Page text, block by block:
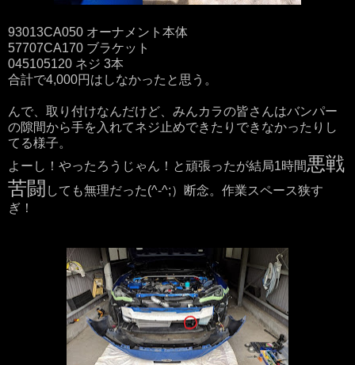
93013CA050 オーナメント本体
57707CA170 ブラケット
045105120 ネジ 3本
合計で4,000円はしなかったと思う。
んで、取り付けなんだけど、みんカラの皆さんはバンパー
の隙間から手を入れてネジ止めできたりできなかったりし
てる様子。
よーし！やったろうじゃん！と頑張ったが結局1時間悪戦
苦闘 しても無理だった(^-^;）断念。作業スペース狭す
ぎ！